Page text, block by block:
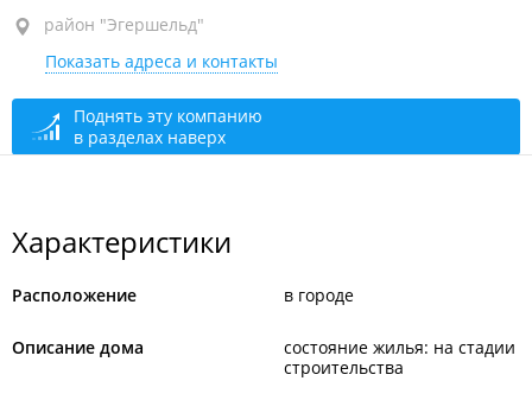
район "Эгершельд", ул. Крыгина, 31
район "Эгершельд"
Показать адреса и контакты
Поднять эту компанию
в разделах наверх
Характеристики
Расположение в городе
Описание дома
состояние жилья: на стадии
строительства